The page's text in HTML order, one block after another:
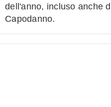
dell'anno, incluso anche
Capodanno.